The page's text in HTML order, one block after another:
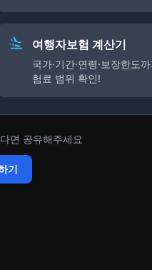
여행자보험 계산기
국가·기간·연령·보장한도
험료 범위 확인!
면 공유해주세요
기